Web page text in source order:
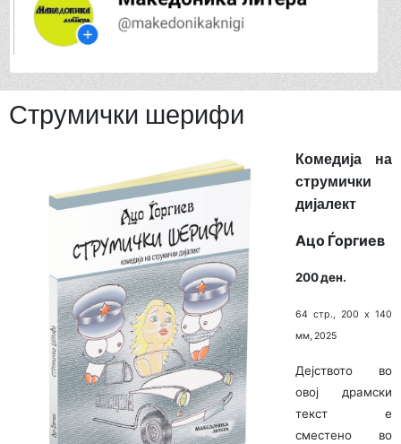
Струмички шерифи
Комедија на
струмички
дијалект
Ацо Ѓоргиев
200 ден.
64 стр., 200 х 140
мм, 2025
Дејството во
овој драмски
текст е
сместено во